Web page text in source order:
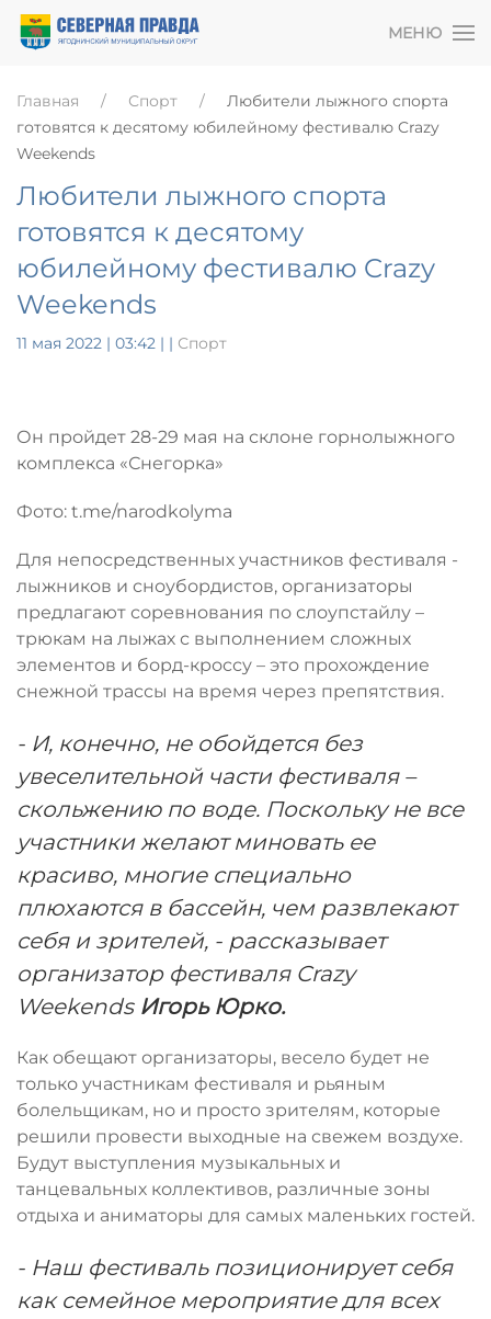
МЕНЮ
Главная Спорт
Любители лыжного спорта
готовятся к десятому юбилейному фестивалю Crazy
Weekends
Любители лыжного спорта
готовятся к десятому
юбилейному фестивалю Crazy
Weekends
11 мая 2022 | 03:42 | | Спорт
Он пройдет 28-29 мая на склоне горнолыжного
комплекса «Снегорка»
Фото: t.me/narodkolyma
Для непосредственных участников фестиваля -
лыжников и сноубордистов, организаторы
предлагают соревнования по слоупстайлу –
трюкам на лыжах с выполнением сложных
элементов и борд-кроссу – это прохождение
снежной трассы на время через препятствия.
- И, конечно, не обойдется без
увеселительной части фестиваля –
скольжению по воде. Поскольку не все
участники желают миновать ее
красиво, многие специально
плюхаются в бассейн, чем развлекают
себя и зрителей, - рассказывает
организатор фестиваля Crazy
Weekends Игорь Юрко.
Как обещают организаторы, весело будет не
только участникам фестиваля и рьяным
болельщикам, но и просто зрителям, которые
решили провести выходные на свежем воздухе.
Будут выступления музыкальных и
танцевальных коллективов, различные зоны
отдыха и аниматоры для самых маленьких гостей.
- Наш фестиваль позиционирует себя
как семейное мероприятие для всех